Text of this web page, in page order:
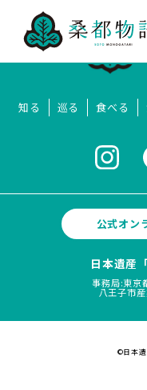
知る 巡る 食べる
公式オン
日本遺産
事務局:東京
八王子市
©日本